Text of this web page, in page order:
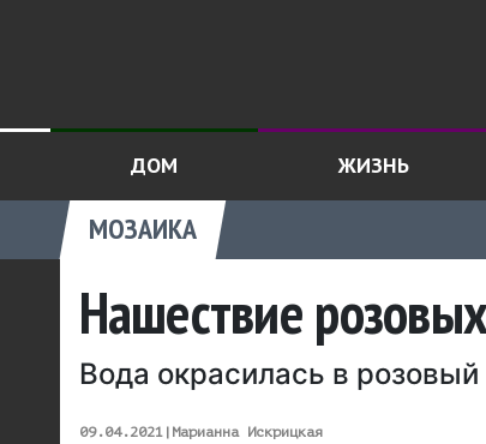
ДОМ ЖИЗНЬ
МОЗАИКА
Нашествие
Вода окрасилась в
09.04.2021 | Марианна Искрицкая